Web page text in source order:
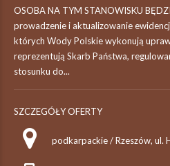
OSOBA NA TYM STANOWISKU
prowadzenie i aktualizowanie
których Wody Polskie wykonują
reprezentują Skarb Państwa,
stosunku do...
SZCZEGÓŁY OFERTY
podkarpackie / Rzeszów, ul.